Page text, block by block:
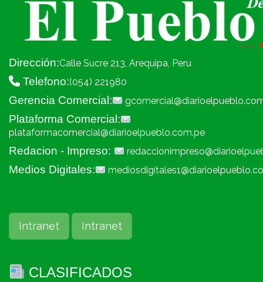
Dirección:Calle Sucre 213, Arequipa, Peru
Telefono:(054) 221980
Gerencia Comercial:
Plataforma Comercial:
plataformacomercial@diarioelpueblo.com.pe
Redacion - Impreso:
Medios Digitales:
Intranet Intranet
CLASIFICADOS